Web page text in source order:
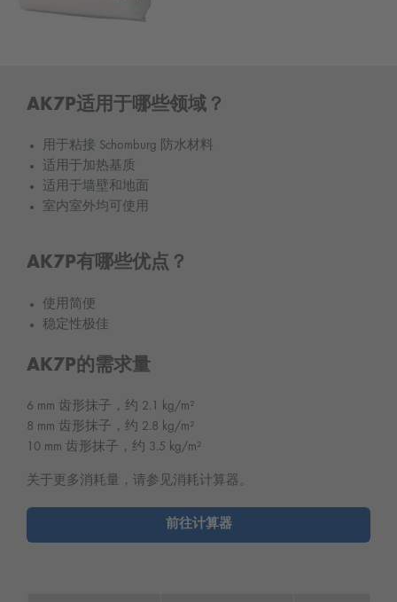
AK7P适用于哪些领域？
用于粘接 Schomburg 防水材料
适用于加热基质
适用于墙壁和地面
室内室外均可使用
AK7P有哪些优点？
使用简便
稳定性极佳
AK7P的需求量
6 mm 齿形抹子，约 2.1 kg/m²
8 mm 齿形抹子，约 2.8 kg/m²
10 mm 齿形抹子，约 3.5 kg/m²
关于更多消耗量，请参见消耗计算器。
前往计算器